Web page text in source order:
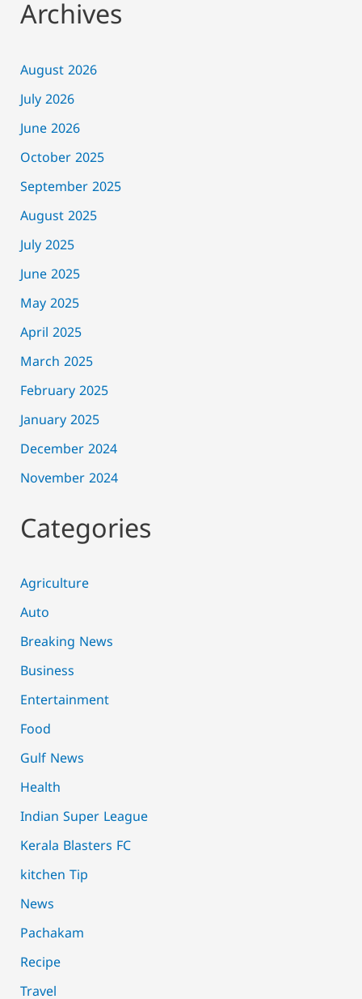
Archives
August 2026
July 2026
June 2026
October 2025
September 2025
August 2025
July 2025
June 2025
May 2025
April 2025
March 2025
February 2025
January 2025
December 2024
November 2024
Categories
Agriculture
Auto
Breaking News
Business
Entertainment
Food
Gulf News
Health
Indian Super League
Kerala Blasters FC
kitchen Tip
News
Pachakam
Recipe
Travel